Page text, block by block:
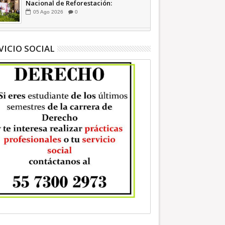
Nacional de Reforestación:
presidenta Sheinbaum +Video
05 Ago 2026 0
SOCIAL